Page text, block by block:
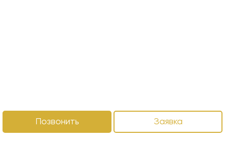
Позвонить Заявка